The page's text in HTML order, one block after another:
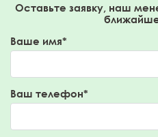
Оставьте заявку, наш
Ваше имя*
Ваш телефон*